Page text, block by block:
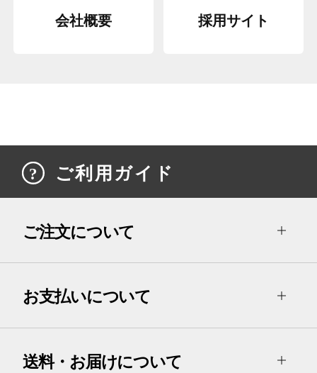
会社概要 採用サイト
ご利用ガイド
ご注文について
お支払いについて
送料・お届けについて